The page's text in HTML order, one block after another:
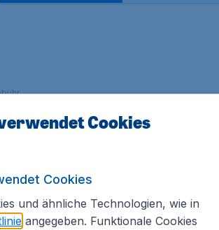
zu beachten.
Cookies
Cookies
und ähnliche Technologien, wie in
angegeben. Funktionale Cookies